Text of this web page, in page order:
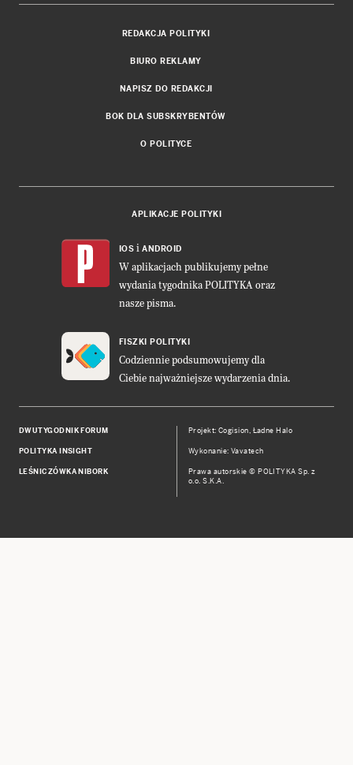
REDAKCJA POLITYKI
BIURO REKLAMY
NAPISZ DO REDAKCJI
BOK DLA SUBSKRYBENTÓW
O POLITYCE
APLIKACJE POLITYKI
IOS i ANDROID
W aplikacjach publikujemy pełne
wydania tygodnika POLITYKA oraz
nasze pisma.
FISZKI POLITYKI
Codziennie podsumowujemy dla
Ciebie najważniejsze wydarzenia dnia.
DWUTYGODNIK FORUM
POLITYKA INSIGHT
LEŚNICZÓWKA NIBORK
Projekt:Cogision, Ładne Halo
Wykonanie: Vavatech
Prawa autorskie © POLITYKA Sp. z
o.o. S.K.A.